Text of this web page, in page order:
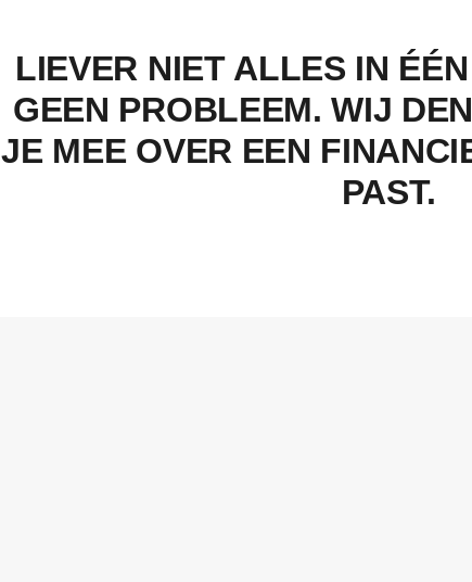
LIEVER NIET ALLES IN
GEEN PROBLEEM. WIJ
JE MEE OVER EEN
PAST.